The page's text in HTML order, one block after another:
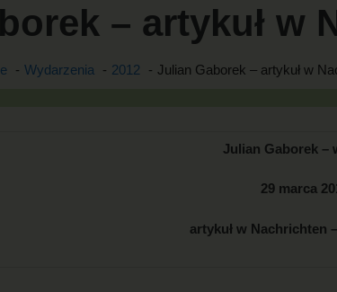
– artykuł w
Wydarzenia 2012 Julian Gaborek – artykuł w
Julian Gaborek –
29 marca
artykuł w Nachrichten –